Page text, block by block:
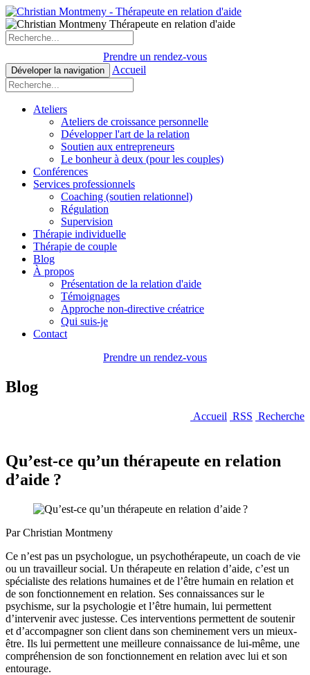
Prendre un rendez-vous
Déveloper la navigation Accueil
Ateliers
Ateliers de croissance personnelle
Développer l'art de la relation
Soutien aux entrepreneurs
Le bonheur à deux (pour les couples)
Conférences
Services professionnels
Coaching (soutien relationnel)
Régulation
Supervision
Thérapie individuelle
Thérapie de couple
Blog
À propos
Présentation de la relation d'aide
Témoignages
Approche non-directive créatrice
Qui suis-je
Contact
Prendre un rendez-vous
Blog
Accueil RSS Recherche
Qu’est-ce qu’un thérapeute en relation
d’aide ?
Par Christian Montmeny
Ce n’est pas un psychologue, un psychothérapeute, un coach de vie
ou un travailleur social. Un thérapeute en relation d’aide, c’est un
spécialiste des relations humaines et de l’être humain en relation et
de son fonctionnement en relation. Ses connaissances sur le
psychisme, sur la psychologie et l’être humain, lui permettent
d’intervenir avec justesse. Ces interventions permettent de soutenir
et d’accompagner son client dans son cheminement vers un mieux-
être. Ils lui permettent une meilleure connaissance de lui-même, une
compréhension de son fonctionnement en relation avec lui et son
entourage.